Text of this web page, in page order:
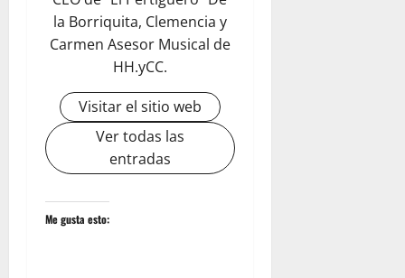
la Borriquita, Clemencia y
Carmen Asesor Musical de
HH.yCC.
Visitar el sitio web
Ver todas las
entradas
Me gusta esto: